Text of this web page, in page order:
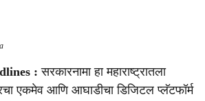
: सरकारनामा हा महाराष्ट्रातला
एकमेव आणि आघाडीचा डिजिटल प्लॅटफॉर्म